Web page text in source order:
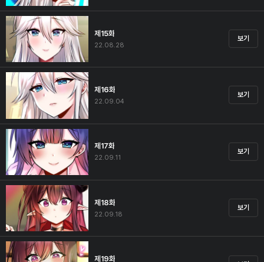
제15화
22.08.28
보기
제16화
22.09.04
보기
제17화
22.09.11
보기
제18화
22.09.18
보기
제19화